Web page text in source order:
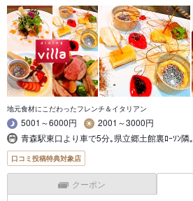
地元食材にこだわったフレンチ＆イタリアン
5001～6000円
2001～3000円
青森駅東口より車で5分｡県立郷土館裏ﾛｰｿﾝ隣｡
口コミ投稿特典対象店
クーポン